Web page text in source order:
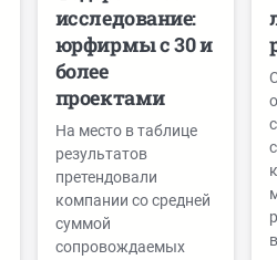
исследование:
юрфирмы с 30 и
более
проектами
На место в таблице
результатов
претендовали
компании со средней
суммой
сопровождаемых